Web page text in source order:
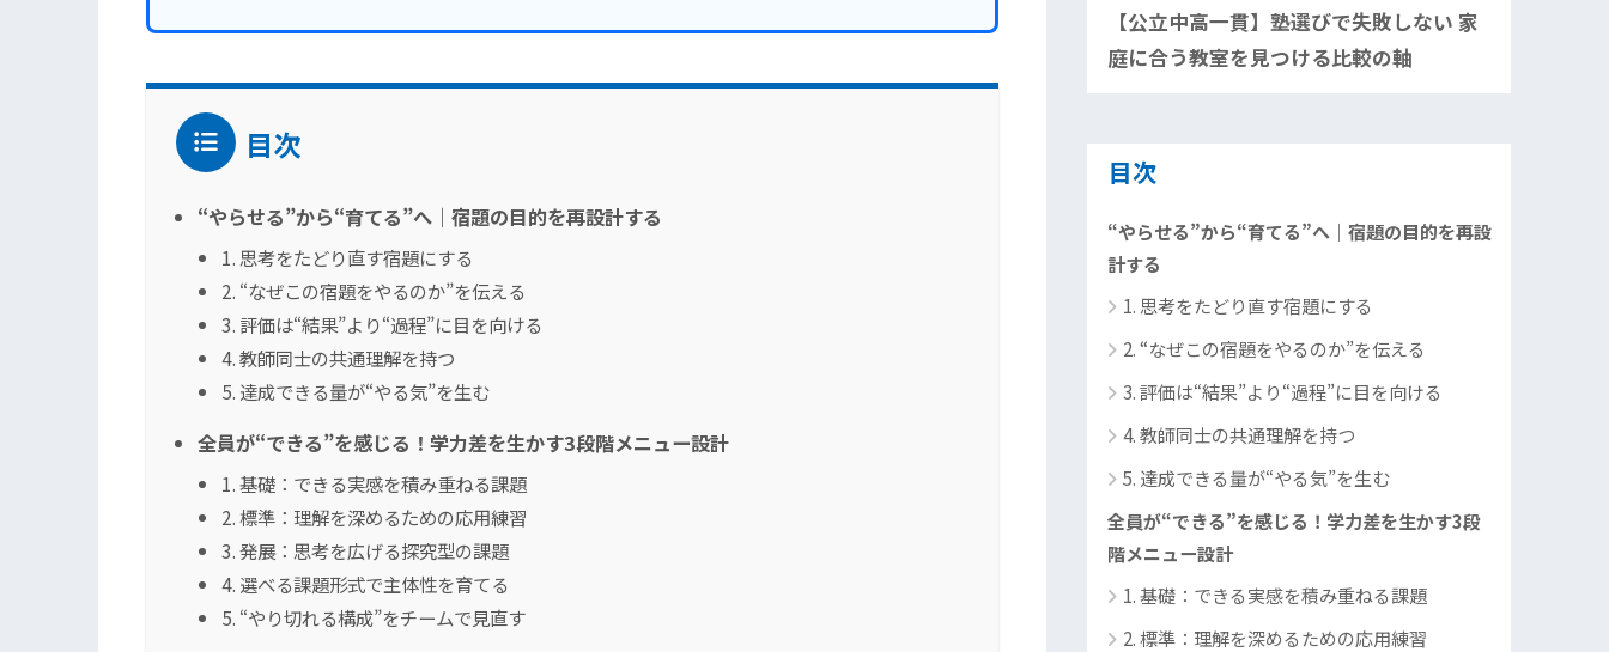
目次
“やらせる”から“育てる”へ｜宿題の目的を再設計する
1. 思考をたどり直す宿題にする
2. “なぜこの宿題をやるのか”を伝える
3. 評価は“結果”より“過程”に目を向ける
4. 教師同士の共通理解を持つ
5. 達成できる量が“やる気”を生む
全員が“できる”を感じる！学力差を生かす3段階メニュー設計
1. 基礎：できる実感を積み重ねる課題
2. 標準：理解を深めるための応用練習
3. 発展：思考を広げる探究型の課題
4. 選べる課題形式で主体性を育てる
5. “やり切れる構成”をチームで見直す
【公立中高一貫】塾選びで失敗しない 家
庭に合う教室を見つける比較の軸
目次
“やらせる”から“育てる”へ｜宿題の目的を再設
計する
1. 思考をたどり直す宿題にする
2. “なぜこの宿題をやるのか”を伝える
3. 評価は“結果”より“過程”に目を向ける
4. 教師同士の共通理解を持つ
5. 達成できる量が“やる気”を生む
全員が“できる”を感じる！学力差を生かす3段
階メニュー設計
1. 基礎：できる実感を積み重ねる課題
2. 標準：理解を深めるための応用練習